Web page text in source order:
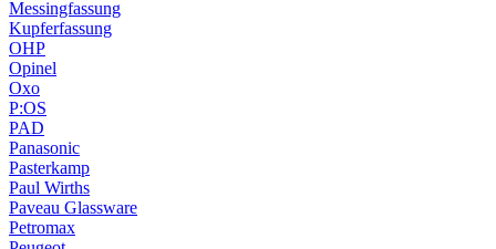
Messingfassung
Kupferfassung
OHP
Opinel
Oxo
P:OS
PAD
Panasonic
Pasterkamp
Paul Wirths
Paveau Glassware
Petromax